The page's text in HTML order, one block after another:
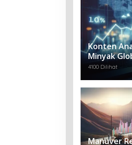
Konten
Minyak
4100 Dilihat
Manuver